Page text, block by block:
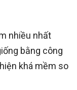
nhiều nhất
bằng công
khá mềm so